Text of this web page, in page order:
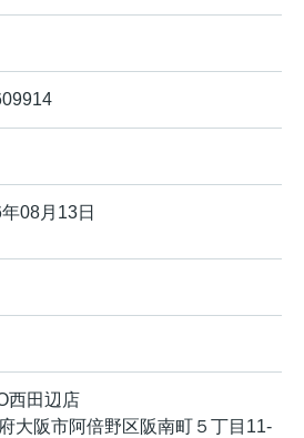
08月13日
西田辺店
大阪市阿倍野区阪南町５丁目11-